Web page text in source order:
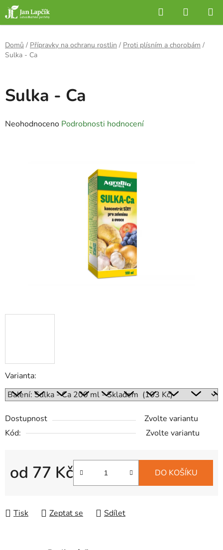
Přejít
na
obsah
Hledat
KOŠÍK
Domů / Přípravky na ochranu rostlin / Proti plísním a chorobám /
Sulka - Ca
Varianta:
Dostupnost
Zvolte variantu
Kód:
Zvolte variantu
od 77 Kč DO KOŠÍKU
Tisk Zeptat se Sdílet
Sulka - Ca
Průměrné
Neohodnoceno Podrobnosti hodnocení